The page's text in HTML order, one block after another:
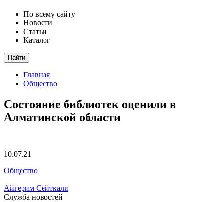
По всему сайту
Новости
Статьи
Каталог
Найти
Главная
Общество
Состояние библиотек оценили в
Алматинской области
10.07.21
Общество
Айгерим Сейткали
Служба новостей